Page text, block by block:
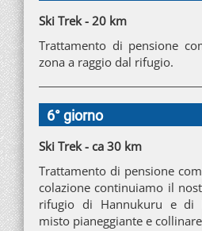
Ski Trek - 20 km
Trattamento di pensione
zona a raggio dal rifugio.
6° giorno
Ski Trek - ca 30 km
Trattamento di pensione
colazione continuiamo il
rifugio di Hannukuru e di
misto pianeggiante e